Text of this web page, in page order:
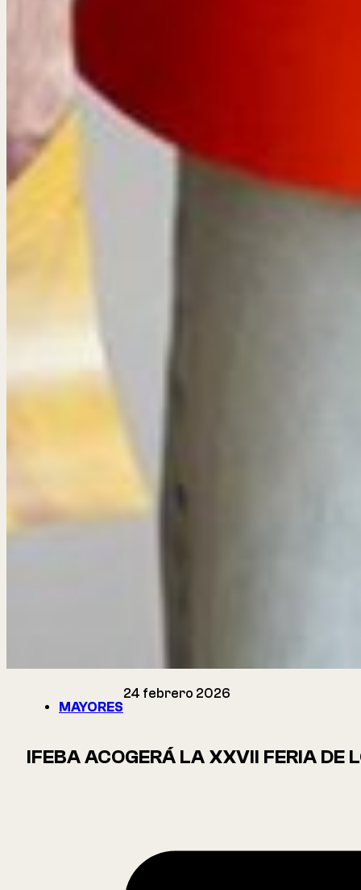
MAYORES
24 febrero 2026
IFEBA ACOGERÁ LA XXVII FERIA DE